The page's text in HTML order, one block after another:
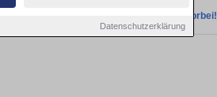
Datenschutzerklärung
finden. Schauen Sie bald wieder vorbei!